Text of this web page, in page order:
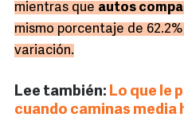
mientras que autos
mismo porcentaje de
variación.
Lee también: Lo que le
cuando caminas media